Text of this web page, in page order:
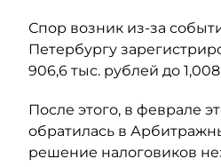
Спор возник из-за
Петербургу
906,6 тыс. рублей до
После этого, в феврале
обратилась в
решение налоговиков